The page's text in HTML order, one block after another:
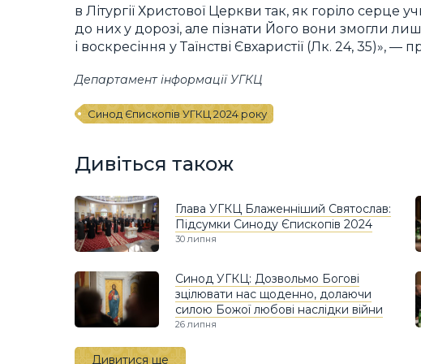
в Літургії Христової Церкви так, як горіло серце
до них у дорозі, але пізнати Його вони змогли
і воскресіння у Таїнстві Євхаристії (Лк. 24, 35)»,
Департамент інформації УГКЦ
Синод Єпископів УГКЦ 2024 року
Дивіться також
Глава УГКЦ Блаженніший Святослав:
Підсумки Синоду Єпископів 2024
30 липня
Синод УГКЦ: Дозвольмо Богові
зцілювати нас щоденно, долаючи
силою Божої любові наслідки війни
26 липня
Дивитися ще